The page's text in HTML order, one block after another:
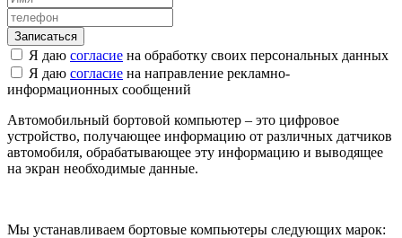
Я даю согласие на обработку своих персональных данных
Я даю согласие на направление рекламно-
информационных сообщений
Автомобильный бортовой компьютер – это цифровое
устройство, получающее информацию от различных датчиков
автомобиля, обрабатывающее эту информацию и выводящее
на экран необходимые данные.
Мы устанавливаем бортовые компьютеры следующих марок: